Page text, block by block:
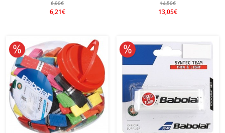
6,90€
6,21€
14,50€
13,05€
10% reduziert 10% reduziert